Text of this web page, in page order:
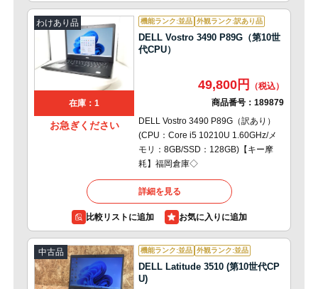
わけあり品
在庫：1
お急ぎください
機能ランク:並品 外観ランク:訳あり品
DELL Vostro 3490 P89G（第10世
代CPU）
49,800円
商品番号： 189879
DELL Vostro 3490 P89G（訳あり）
(CPU：Core i5 10210U 1.60GHz/メ
モリ：8GB/SSD：128GB)【キー摩
耗】福岡倉庫◇
詳細を見る
比較リストに追加
中古品 機能ランク:並品 外観ランク:並品
DELL Latitude 3510 (第10世代CP
U)